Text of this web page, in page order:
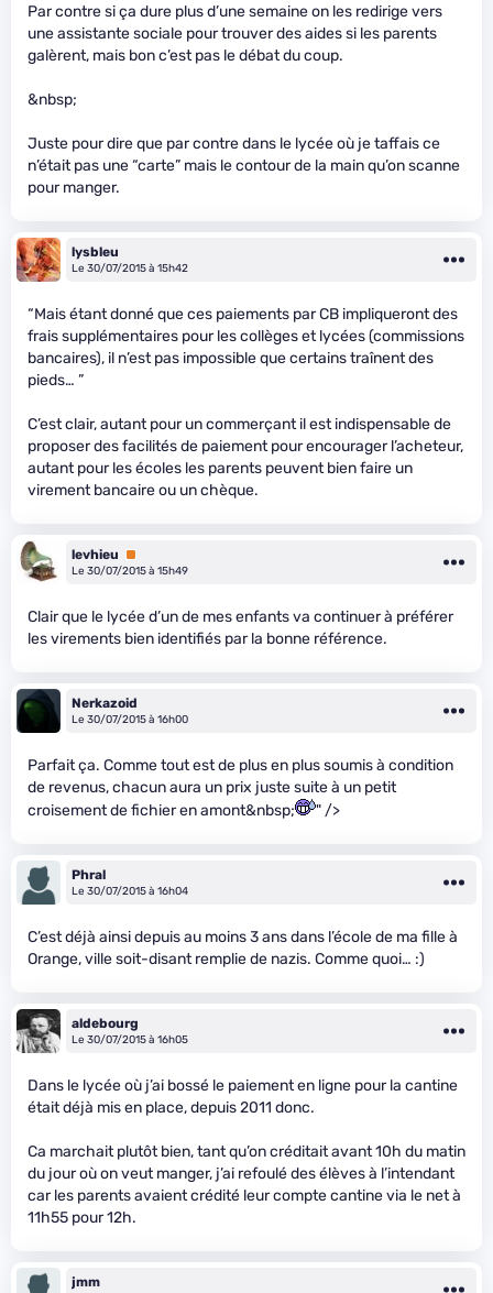
Par contre si ça dure plus d’une semaine on les redirige vers
une assistante sociale pour trouver des aides si les parents
galèrent, mais bon c’est pas le débat du coup.
&nbsp;
Juste pour dire que par contre dans le lycée où je taffais ce
n’était pas une “carte” mais le contour de la main qu’on scanne
pour manger.
lysbleu
Le 30/07/2015 à 15h42
“Mais étant donné que ces paiements par CB impliqueront des
frais supplémentaires pour les collèges et lycées (commissions
bancaires), il n’est pas impossible que certains traînent des
pieds… ”
C’est clair, autant pour un commerçant il est indispensable de
proposer des facilités de paiement pour encourager l’acheteur,
autant pour les écoles les parents peuvent bien faire un
virement bancaire ou un chèque.
levhieu
Premium
Le 30/07/2015 à 15h49
Clair que le lycée d’un de mes enfants va continuer à préférer
les virements bien identifiés par la bonne référence.
Nerkazoid
Le 30/07/2015 à 16h00
Parfait ça. Comme tout est de plus en plus soumis à condition
de revenus, chacun aura un prix juste suite à un petit
croisement de fichier en amont&nbsp;
" />
Phral
Le 30/07/2015 à 16h04
C’est déjà ainsi depuis au moins 3 ans dans l’école de ma fille à
Orange, ville soit-disant remplie de nazis. Comme quoi… :)
aldebourg
Le 30/07/2015 à 16h05
Dans le lycée où j’ai bossé le paiement en ligne pour la cantine
était déjà mis en place, depuis 2011 donc.
Ca marchait plutôt bien, tant qu’on créditait avant 10h du matin
du jour où on veut manger, j’ai refoulé des élèves à l’intendant
car les parents avaient crédité leur compte cantine via le net à
11h55 pour 12h.
jmm